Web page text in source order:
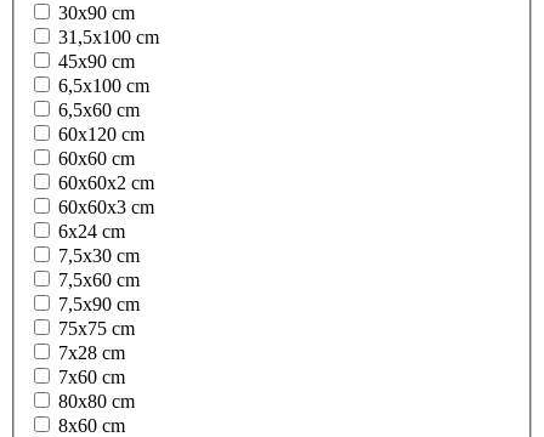
30x90 cm
31,5x100 cm
45x90 cm
6,5x100 cm
6,5x60 cm
60x120 cm
60x60 cm
60x60x2 cm
60x60x3 cm
6x24 cm
7,5x30 cm
7,5x60 cm
7,5x90 cm
75x75 cm
7x28 cm
7x60 cm
80x80 cm
8x60 cm